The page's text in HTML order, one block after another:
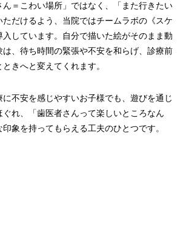
ん＝こわい場所」ではなく、「また行きたい
だけるよう、当院ではチームラボの《スケ
入しています。自分で描いた絵がそのまま動
は、待ち時間の緊張や不安を和らげ、診療前
きへと変えてくれます。
不安を感じやすいお子様でも、遊びを通じ
れ、「歯医者さんって楽しいところなん
象を持ってもらえる工夫のひとつです。